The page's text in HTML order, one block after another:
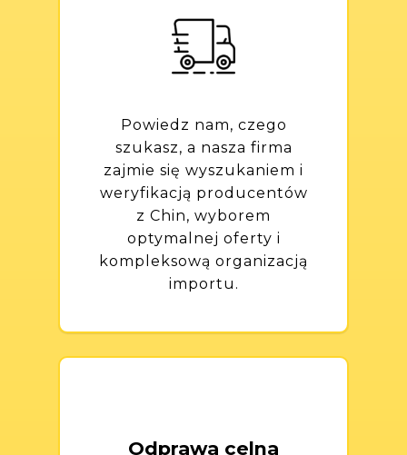
Powiedz nam, czego
szukasz, a nasza firma
zajmie się wyszukaniem i
weryfikacją producentów
z Chin, wyborem
optymalnej oferty i
kompleksową organizacją
importu.
Odprawa celna